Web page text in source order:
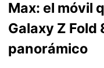
Max: el móvil
Galaxy Z Fold
panorámico